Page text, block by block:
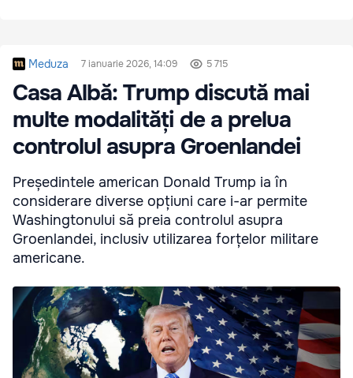
Meduza 7 ianuarie 2026, 14:09 5 715
Casa Albă: Trump discută mai
multe modalități de a prelua
controlul asupra Groenlandei
Președintele american Donald Trump ia în
considerare diverse opțiuni care i-ar permite
Washingtonului să preia controlul asupra
Groenlandei, inclusiv utilizarea forțelor militare
americane.